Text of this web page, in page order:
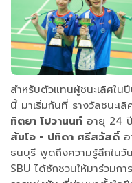
สำหรับตัวแทนผู้ชนะเลิศใน
นี้ มาเริ่มกันที่ รางวัลชน
ทิตยา โปวานนท์ อายุ 24
ส้มโอ - ปทิดา ศรีสวัสดิ์อ
ธนบุรี พูดถึงความรู้สึกในวั
SBU ได้ชักชวนให้มาร่วมก